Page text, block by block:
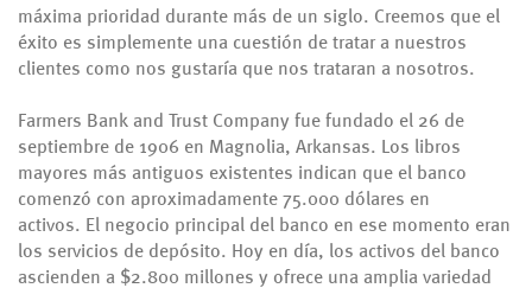
máxima prioridad durante más de un siglo. Creemos que el
éxito es simplemente una cuestión de tratar a nuestros
clientes como nos gustaría que nos trataran a nosotros.
Farmers Bank and Trust Company fue fundado el 26 de
septiembre de 1906 en Magnolia, Arkansas. Los libros
mayores más antiguos existentes indican que el banco
comenzó con aproximadamente 75.000 dólares en
activos. El negocio principal del banco en ese momento eran
los servicios de depósito. Hoy en día, los activos del banco
ascienden a $2.800 millones y ofrece una amplia variedad